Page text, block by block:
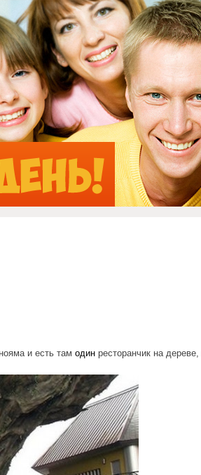
Jump to Navigation
и есть там один ресторанчик на дереве,